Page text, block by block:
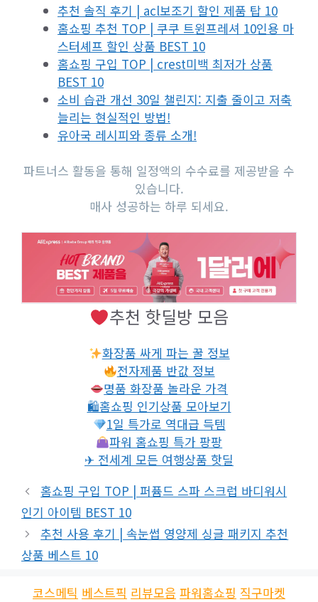
추천 솔직 후기 | acl보조기 할인 제품 탑 10
홈쇼핑 추천 TOP | 쿠쿠 트윈프레셔 10인용 마
스터셰프 할인 상품 BEST 10
홈쇼핑 구입 TOP | crest미백 최저가 상품
BEST 10
소비 습관 개선 30일 챌린지: 지출 줄이고 저축
늘리는 현실적인 방법!
유아국 레시피와 종류 소개!
파트너스 활동을 통해 일정액의 수수료를 제공받을 수
있습니다.
매사 성공하는 하루 되세요.
추천 핫딜방 모음
화장품 싸게 파는 꿀 정보
전자제품 반값 정보
명품 화장품 놀라운 가격
🛍홈쇼핑 인기상품 모아보기
1일 특가로 역대급 득템
파워 홈쇼핑 특가 팡팡
✈ 전세계 모든 여행상품 핫딜
홈쇼핑 구입 TOP | 퍼퓸드 스파 스크럽 바디워시
인기 아이템 BEST 10
추천 사용 후기 | 속눈썹 영양제 싱글 패키지 추천
상품 베스트 10
코스메틱 베스트픽 리뷰모음 파워홈쇼핑 직구마켓